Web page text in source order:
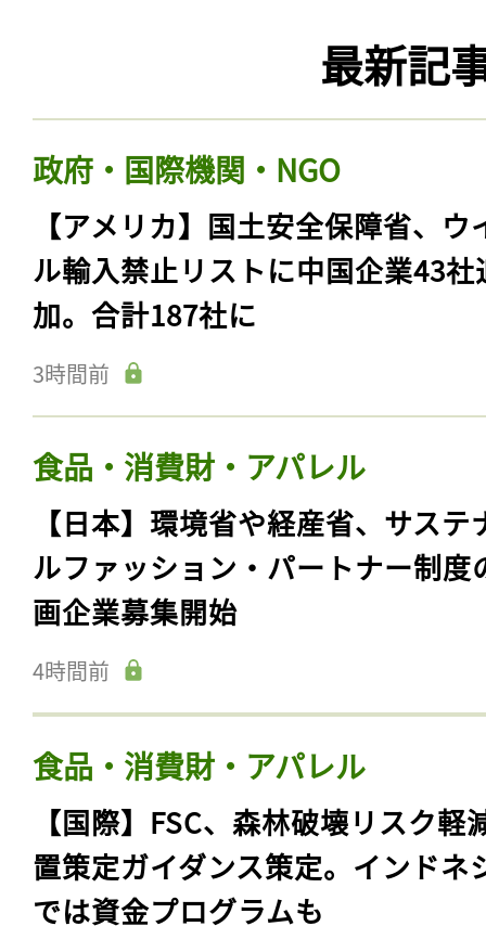
最新記
政府・国際機関・NGO
【アメリカ】国土安全保障省、ウ
ル輸入禁止リストに中国企業43社
加。合計187社に
3時間前
食品・消費財・アパレル
【日本】環境省や経産省、サステ
ルファッション・パートナー制度
画企業募集開始
4時間前
食品・消費財・アパレル
【国際】FSC、森林破壊リスク軽
置策定ガイダンス策定。インドネ
では資金プログラムも